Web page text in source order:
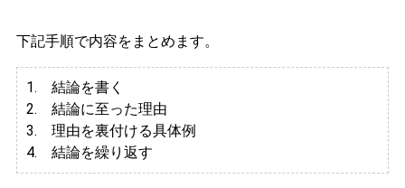
下記手順で内容をまとめます。
1. 結論を書く
2. 結論に至った理由
3. 理由を裏付ける具体例
4. 結論を繰り返す